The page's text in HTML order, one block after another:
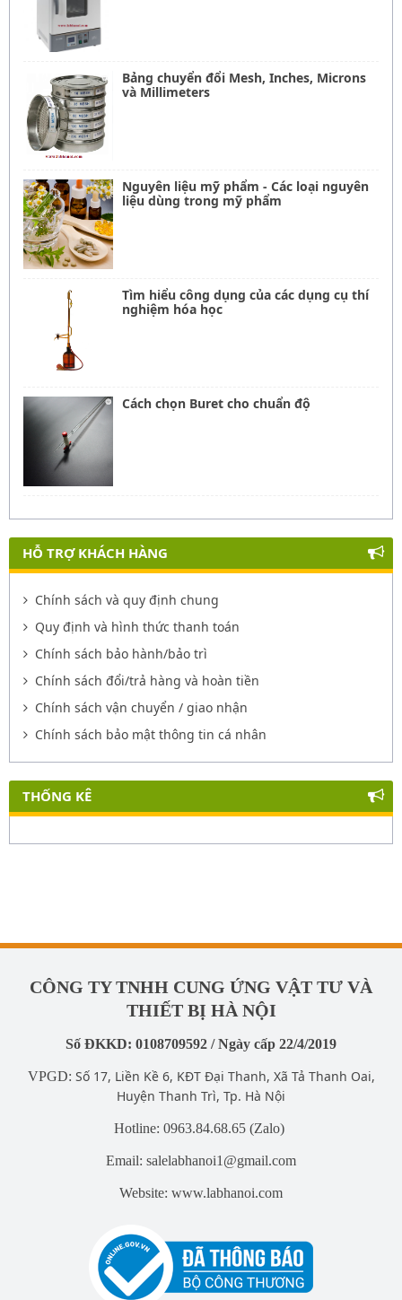
Bảng chuyển đổi Mesh, Inches, Microns
và Millimeters
Nguyên liệu mỹ phẩm - Các loại nguyên
liệu dùng trong mỹ phẩm
Tìm hiểu công dụng của các dụng cụ thí
nghiệm hóa học
Cách chọn Buret cho chuẩn độ
HỖ TRỢ KHÁCH HÀNG
Chính sách và quy định chung
Quy định và hình thức thanh toán
Chính sách bảo hành/bảo trì
Chính sách đổi/trả hàng và hoàn tiền
Chính sách vận chuyển / giao nhận
Chính sách bảo mật thông tin cá nhân
THỐNG KÊ
CÔNG TY TNHH CUNG ỨNG VẬT TƯ VÀ
THIẾT BỊ HÀ NỘI
Số ĐKKD: 0108709592 / Ngày cấp 22/4/2019
VPGD: Số 17, Liền Kề 6, KĐT Đại Thanh, Xã Tả Thanh Oai,
Huyện Thanh Trì, Tp. Hà Nội
Hotline: 0963.84.68.65 (Zalo)
Email: salelabhanoi1@gmail.com
Website: www.labhanoi.com